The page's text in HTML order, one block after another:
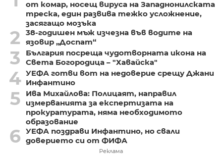
от комар, носещ вируса на Западнонилската
треска, един развива тежко усложнение,
засягащо мозъка
2
38-годишен мъж изчезна във водите на
язовир „Доспат“
3
България посреща чудотворната икона на
Света Богородица – "Хавайска"
4 УЕФА готви вот на недоверие срещу Джани
Инфантино
5
Ива Михайлова: Полицаят, направил
измерванията за експертизата на
прокуратурата, няма необходимото
образование
6 УЕФА поздрави Инфантино, но свали
доверието си от ФИФА
Реклама